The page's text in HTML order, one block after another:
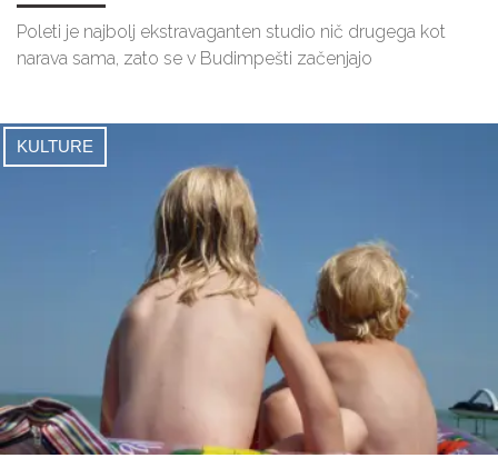
Poleti je najbolj ekstravaganten studio nič drugega kot
narava sama, zato se v Budimpešti začenjajo
KULTURE